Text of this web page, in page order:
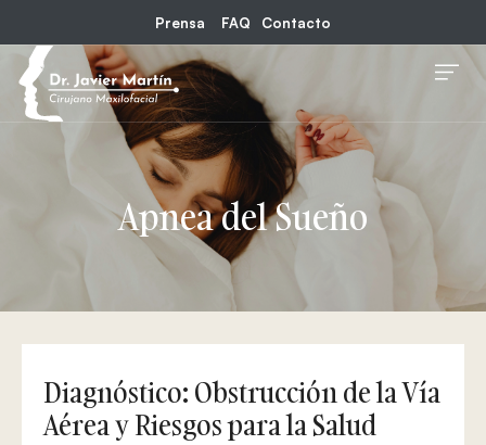
Prensa FAQ Contacto
Apnea del Sueño
Diagnóstico: Obstrucción de la Vía
Aérea y Riesgos para la Salud